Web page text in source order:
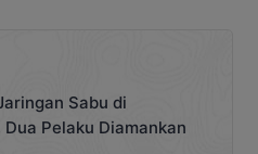
Sabu di
Pelaku Diamankan